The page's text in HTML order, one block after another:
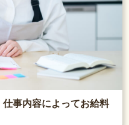
事内容によってお給料